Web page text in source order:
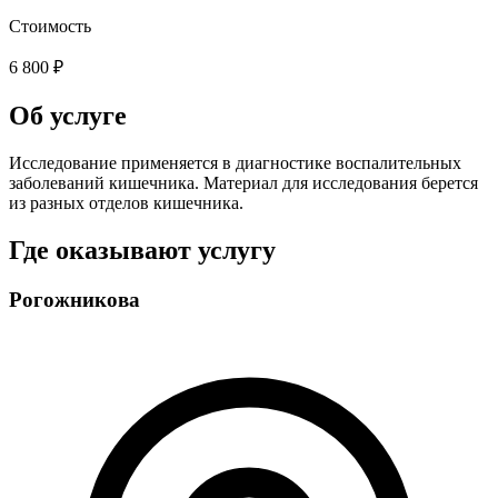
Стоимость
6 800 ₽
Об услуге
Исследование применяется в диагностике воспалительных
заболеваний кишечника. Материал для исследования берется
из разных отделов кишечника.
Где оказывают услугу
Рогожникова